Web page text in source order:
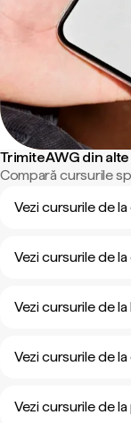
Trimite AWG din
Compară cursurile
Vezi cursurile de
Vezi cursurile de
Vezi cursurile de
Vezi cursurile de
Vezi cursurile de